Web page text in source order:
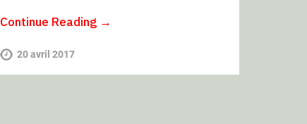
Continue Reading →
20 avril 2017